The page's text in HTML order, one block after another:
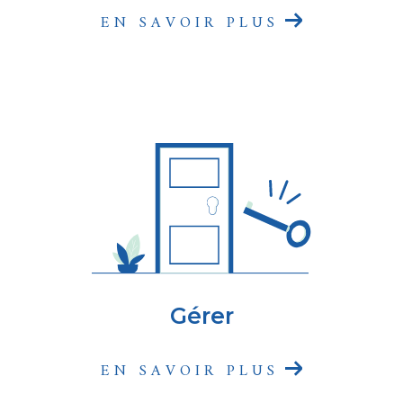
Paris 19. Notre équipe se tient à votre
expertise reconnue et d'un service de qualité
pour tous vos besoins immobiliers.
SYCOGEST Immobilier, au coeur et acteur
du marché de l'Immobilier !
EN SAVOIR PLUS
Gérer
EN SAVOIR PLUS